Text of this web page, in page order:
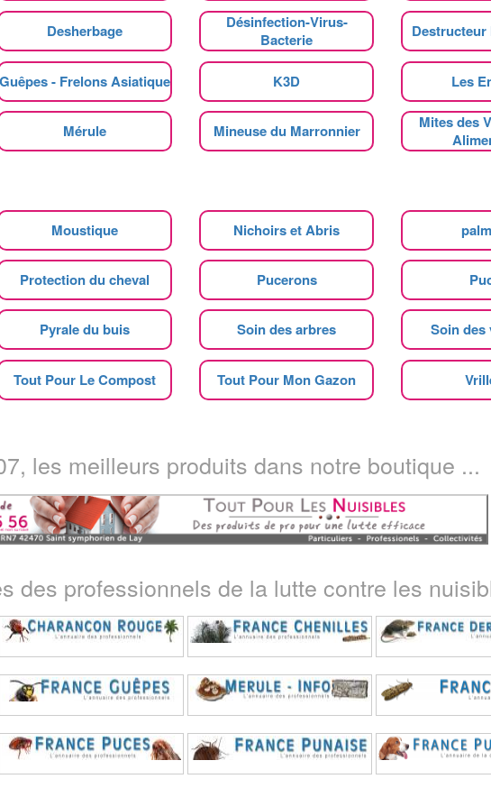
Desherbage
Désinfection-Virus-
Bacterie
Destructeur
Guêpes - Frelons Asiatique K3D Les
Mérule Mineuse du Marronnier
Mites des
Moustique Nichoirs et Abris
Protection du cheval Pucerons
Pyrale du buis Soin des arbres Soin des
Tout Pour Le Compost Tout Pour Mon Gazon
les meilleurs produits dans notre boutique ...
des professionnels de la lutte contre les